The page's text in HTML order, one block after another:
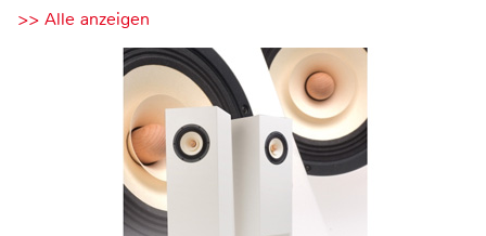
>> Alle anzeigen